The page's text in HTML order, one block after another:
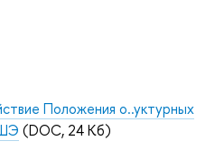
Положения о..уктурных
(DOC, 24 Кб)